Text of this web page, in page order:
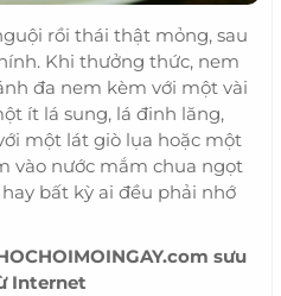
rồi thái thật mỏng, sau
Khi thưởng thức, nem
đa nem kèm với một vài
ít lá sung, lá đinh lăng,
một lát giò lụa hoặc một
vào nước mắm chua ngọt
bất kỳ ai đều phải nhớ
sưu
Internet